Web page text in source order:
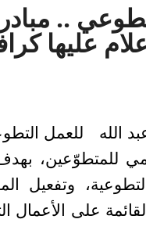
..
عليها
الله للعمل
باليومِ العالمي للمتطوّعين،
وتفعيل
على الأعمال